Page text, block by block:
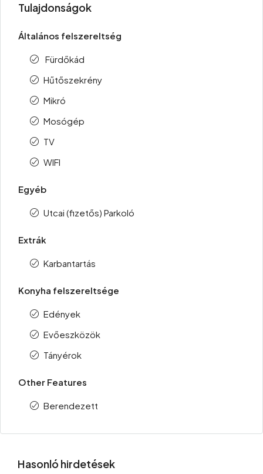
Tulajdonságok
Általános felszereltség
Fürdőkád
Hűtőszekrény
Mikró
Mosógép
TV
WIFI
Egyéb
Utcai (fizetős) Parkoló
Extrák
Karbantartás
Konyha felszereltsége
Edények
Evőeszközök
Tányérok
Other Features
Berendezett
Hasonló hirdetések